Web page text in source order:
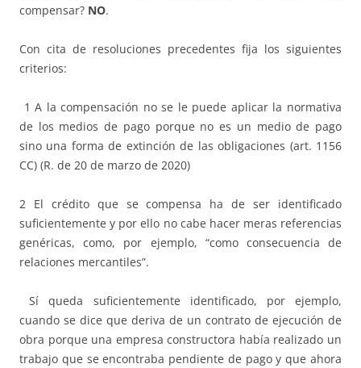
compensar? NO.
Con cita de resoluciones precedentes fija los siguientes
criterios:
1 A la compensación no se le puede aplicar la normativa
de los medios de pago porque no es un medio de pago
sino una forma de extinción de las obligaciones (art. 1156
CC) (R. de 20 de marzo de 2020)
2 El crédito que se compensa ha de ser identificado
suficientemente y por ello no cabe hacer meras referencias
genéricas, como, por ejemplo, “como consecuencia de
relaciones mercantiles”.
Sí queda suficientemente identificado, por ejemplo,
cuando se dice que deriva de un contrato de ejecución de
obra porque una empresa constructora había realizado un
trabajo que se encontraba pendiente de pago y que ahora